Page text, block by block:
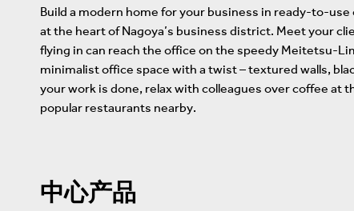
Build a modern home for your business in ready-to-
at the heart of Nagoya’s business district. Meet your
flying in can reach the office on the speedy Meitetsu-
minimalist office space with a twist – textured walls,
your work is done, relax with colleagues over coffee at
popular restaurants nearby.
中心产品